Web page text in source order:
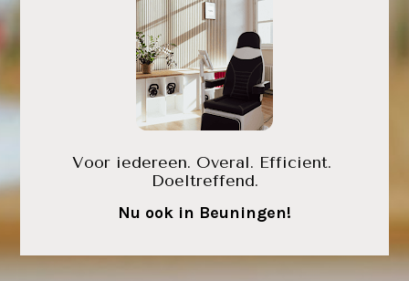
Voor iedereen. Overal. Efficient.
Doeltreffend.
Nu ook in Beuningen!